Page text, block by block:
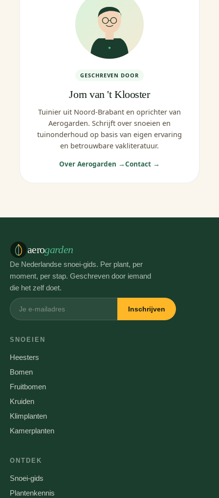
GESCHREVEN DOOR
Jorn van 't Klooster
Tuinier uit Noord-Brabant en oprichter van
Aerogarden. Schrijft over snoeien en
tuinonderhoud op basis van eigen ervaring
en betrouwbare vakliteratuur.
Over Aerogarden →Contact →
aerogarden
De Nederlandse snoei-gids. Per plant, per
moment, per stap. Geschreven door iemand
die het zelf doet.
Inschrijven
SNOEIEN
Heesters
Bomen
Fruitbomen
Kruiden
Klimplanten
Kamerplanten
ONTDEK
Snoei-gids
Plantenkennis